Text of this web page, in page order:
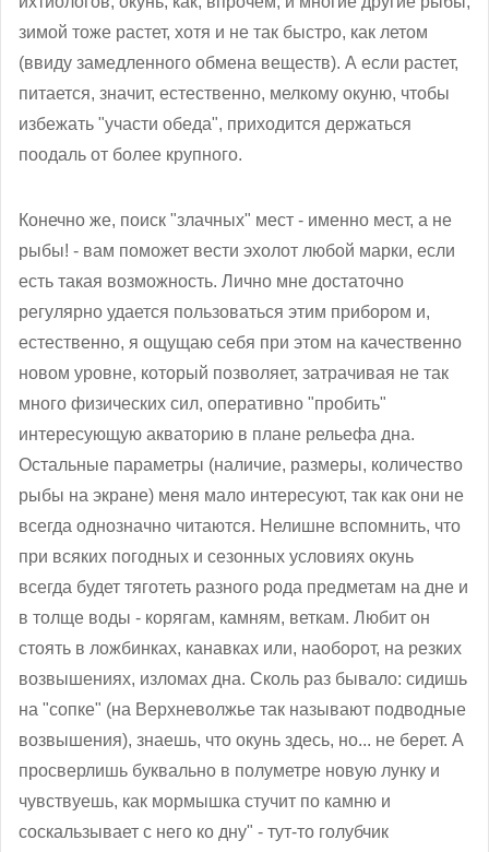
зимой тоже растет, хотя и не так быстро, как летом
(ввиду замедленного обмена веществ). А если растет,
питается, значит, естественно, мелкому окуню, чтобы
избежать "участи обеда", приходится держаться
поодаль от более крупного.
Конечно же, поиск "злачных" мест - именно мест, а не
рыбы! - вам поможет вести эхолот любой марки, если
есть такая возможность. Лично мне достаточно
регулярно удается пользоваться этим прибором и,
естественно, я ощущаю себя при этом на качественно
новом уровне, который позволяет, затрачивая не так
много физических сил, оперативно "пробить"
интересующую акваторию в плане рельефа дна.
Остальные параметры (наличие, размеры, количество
рыбы на экране) меня мало интересуют, так как они не
всегда однозначно читаются. Нелишне вспомнить, что
при всяких погодных и сезонных условиях окунь
всегда будет тяготеть разного рода предметам на дне и
в толще воды - корягам, камням, веткам. Любит он
стоять в ложбинках, канавках или, наоборот, на резких
возвышениях, изломах дна. Сколь раз бывало: сидишь
на "сопке" (на Верхневолжье так называют подводные
возвышения), знаешь, что окунь здесь, но... не берет. А
просверлишь буквально в полуметре новую лунку и
чувствуешь, как мормышка стучит по камню и
соскальзывает с него ко дну" - тут-то голубчик